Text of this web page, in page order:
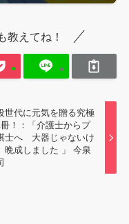
教えてね！
世代に元気を贈る究極
！：「介護士からプ
士へ 大器じゃないけ
晩成しました 」 今泉